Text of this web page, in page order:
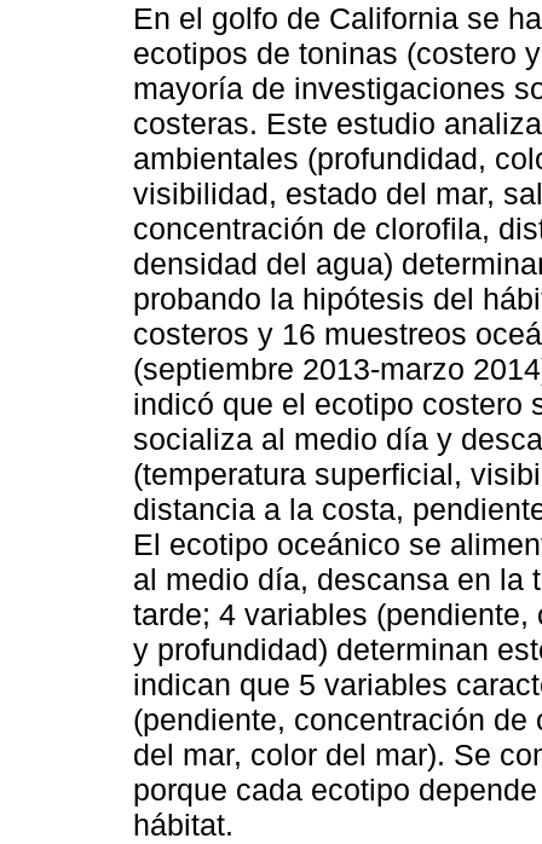
En el golfo de California se
ecotipos de toninas (costero
mayoría de investigaciones
costeras. Este estudio
ambientales (profundidad,
visibilidad, estado del mar,
concentración de clorofila,
densidad del agua)
probando la hipótesis del
costeros y 16 muestreos
(septiembre 2013-marzo
indicó que el ecotipo costero
socializa al medio día y
(temperatura superficial,
distancia a la costa,
El ecotipo oceánico se
al medio día, descansa en la
tarde; 4 variables
y profundidad) determinan
indican que 5 variables
(pendiente, concentración
del mar, color del mar). Se
porque cada ecotipo
hábitat.